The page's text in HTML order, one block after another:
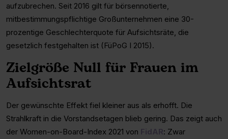
aufzubrechen. Seit 2016 gilt für börsennotierte,
mitbestimmungspflichtige Großunternehmen eine 30-
prozentige Geschlechterquote für Aufsichtsräte, die
gesetzlich festgehalten ist (FüPoG I 2015).
Zielgröße Null für Frauen im
Aufsichtsrat
Der gewünschte Effekt fiel kleiner aus als erhofft. Die
Strahlkraft in die Vorstandsetagen blieb gering. Das zeigt auch
der Women-on-Board-Index 2021 von FidAR: Zwar